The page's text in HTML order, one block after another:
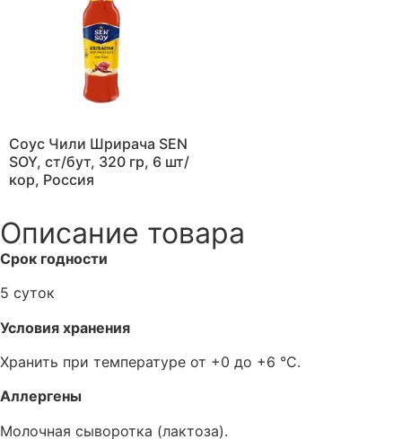
Соус Чили Шрирача SEN
SOY, ст/бут, 320 гр, 6 шт/
кор, Россия
Описание товара
Срок годности
5 суток
Условия хранения
Хранить при температуре от +0 до +6 °C.
Аллергены
Молочная сыворотка (лактоза).